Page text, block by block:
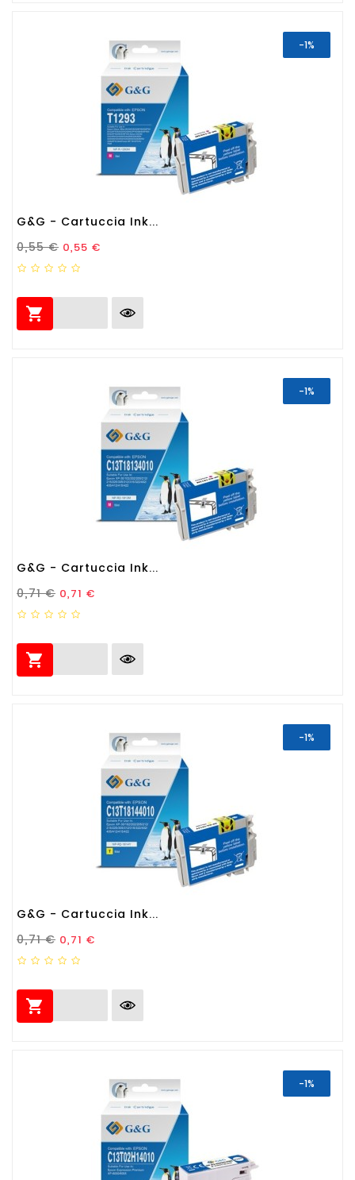
-1%
G&G - Cartuccia Ink...
Prezzo Standard
0,55 € Prezzo
0,55 €

-1%
G&G - Cartuccia Ink...
Prezzo Standard
0,71 € Prezzo
0,71 €

-1%
G&G - Cartuccia Ink...
Prezzo Standard
0,71 € Prezzo
0,71 €

-1%